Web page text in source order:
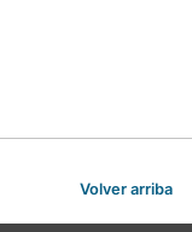
Volver arriba